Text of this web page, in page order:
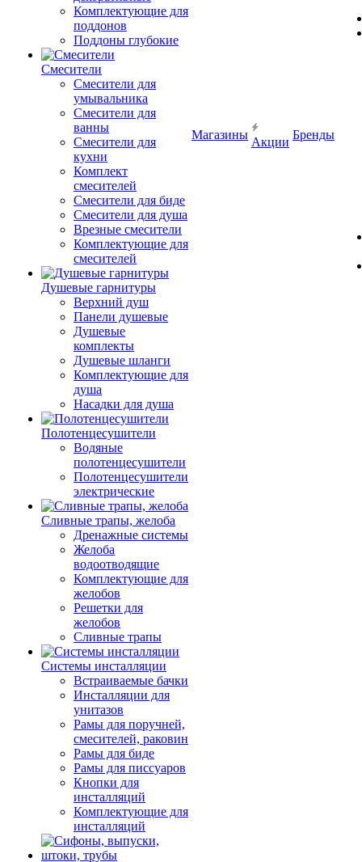
Комплектующие для
поддонов
Поддоны глубокие
Смесители
Смесители для
умывальника
Смесители для
ванны
Смесители для
кухни
Комплект
смесителей
Смесители для биде
Смесители для душа
Врезные смесители
Комплектующие для
смесителей
Душевые гарнитуры
Верхний душ
Панели душевые
Душевые
комплекты
Душевые шланги
Комплектующие для
душа
Насадки для душа
Полотенцесушители
Водяные
полотенцесушители
Полотенцесушители
электрические
Сливные трапы, желоба
Дренажные системы
Желоба
водоотводящие
Комплектующие для
желобов
Решетки для
желобов
Сливные трапы
Системы инсталляции
Встраиваемые бачки
Инсталляции для
унитазов
Рамы для поручней,
смесителей, раковин
Рамы для биде
Рамы для писсуаров
Кнопки для
инсталляций
Комплектующие для
инсталляций
Магазины
Акции
Бренды